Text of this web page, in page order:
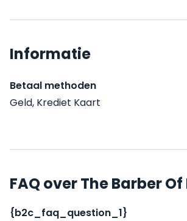
Informatie
Betaal methoden
Geld, Krediet Kaart
FAQ over The Barber
{b2c_faq_question_1}